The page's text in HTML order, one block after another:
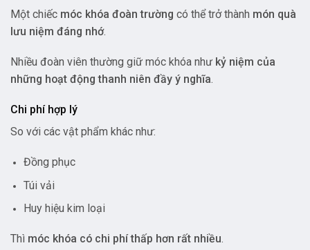
Một chiếc móc khóa đoàn trường có thể trở thành món quà
lưu niệm đáng nhớ.
Nhiều đoàn viên thường giữ móc khóa như kỷ niệm của
những hoạt động thanh niên đầy ý nghĩa.
Chi phí hợp lý
So với các vật phẩm khác như:
Đồng phục
Túi vải
Huy hiệu kim loại
Thì móc khóa có chi phí thấp hơn rất nhiều.